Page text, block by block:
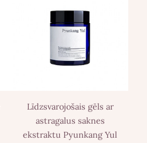
Līdzsvarojošais gēls ar
astragalus saknes
ekstraktu Pyunkang Yul